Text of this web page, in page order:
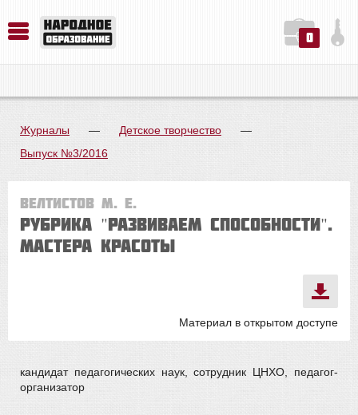
0
Журналы — Детское творчество
—
Выпуск №3/2016
Велтистов М. Е.
Рубрика "РАЗВИВАЕМ СПОСОБНОСТИ".
Мастера красоты
Материал в открытом доступе
кандидат педагогических наук, сотрудник ЦНХО, педагог-
организатор